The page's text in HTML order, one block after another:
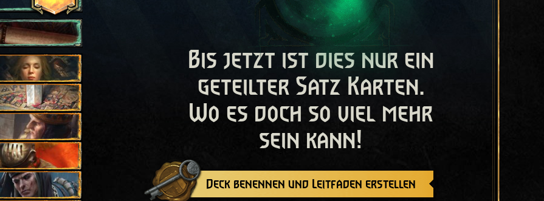
Bis jetzt ist dies nur ein
geteilter Satz Karten.
Wo es doch so viel mehr
sein kann!
Deck benennen und Leitfaden erstellen